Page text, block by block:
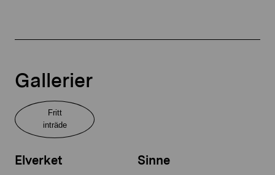
Gallerier
Fritt
inträde
Elverket Sinne